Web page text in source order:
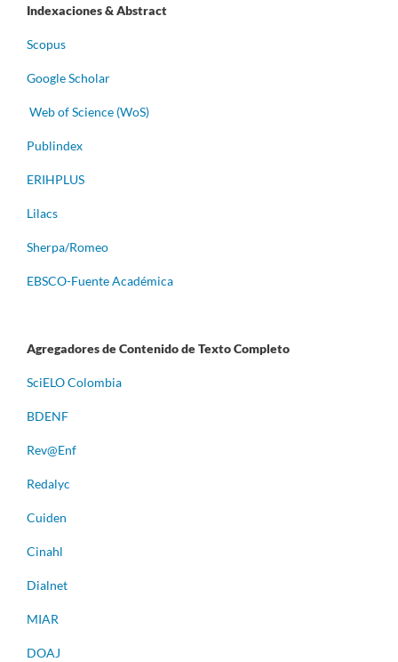
Indexaciones & Abstract
Scopus
Google Scholar
Web of Science (WoS)
Publindex
ERIHPLUS
Lilacs
Sherpa/Romeo
EBSCO-Fuente Académica
Agregadores de Contenido de Texto Completo
SciELO Colombia
BDENF
Rev@Enf
Redalyc
Cuiden
Cinahl
Dialnet
MIAR
DOAJ